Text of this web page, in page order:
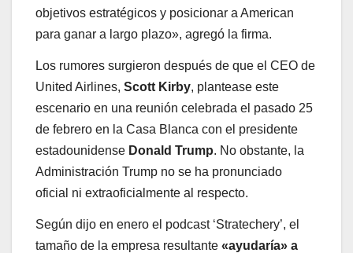
objetivos estratégicos y posicionar a American
para ganar a largo plazo», agregó la firma.
Los rumores surgieron después de que el CEO de
United Airlines, Scott Kirby, plantease este
escenario en una reunión celebrada el pasado 25
de febrero en la Casa Blanca con el presidente
estadounidense Donald Trump. No obstante, la
Administración Trump no se ha pronunciado
oficial ni extraoficialmente al respecto.
Según dijo en enero el podcast ‘Stratechery’, el
tamaño de la empresa resultante «ayudaría» a